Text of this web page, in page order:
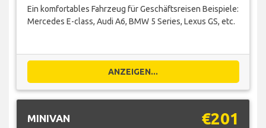
Ein komfortables Fahrzeug für Geschäftsreisen Beispiele:
Mercedes E-class, Audi A6, BMW 5 Series, Lexus GS, etc.
ANZEIGEN...
MINIVAN €201